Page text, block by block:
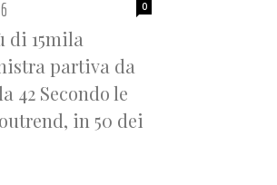
0
di 15mila
partiva da
42 Secondo le
in 50 dei